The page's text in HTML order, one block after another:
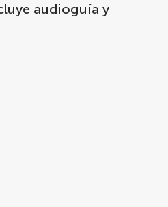
audioguía y